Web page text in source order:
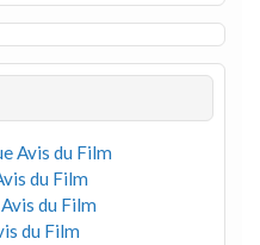
Avis du Film
du Film
du Film
du Film